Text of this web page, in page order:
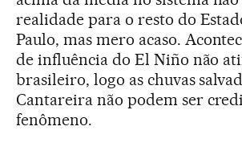
realidade para o resto do
Paulo, mas mero acaso.
de influência do El Niño não
brasileiro, logo as chuvas
Cantareira não podem ser
fenômeno.